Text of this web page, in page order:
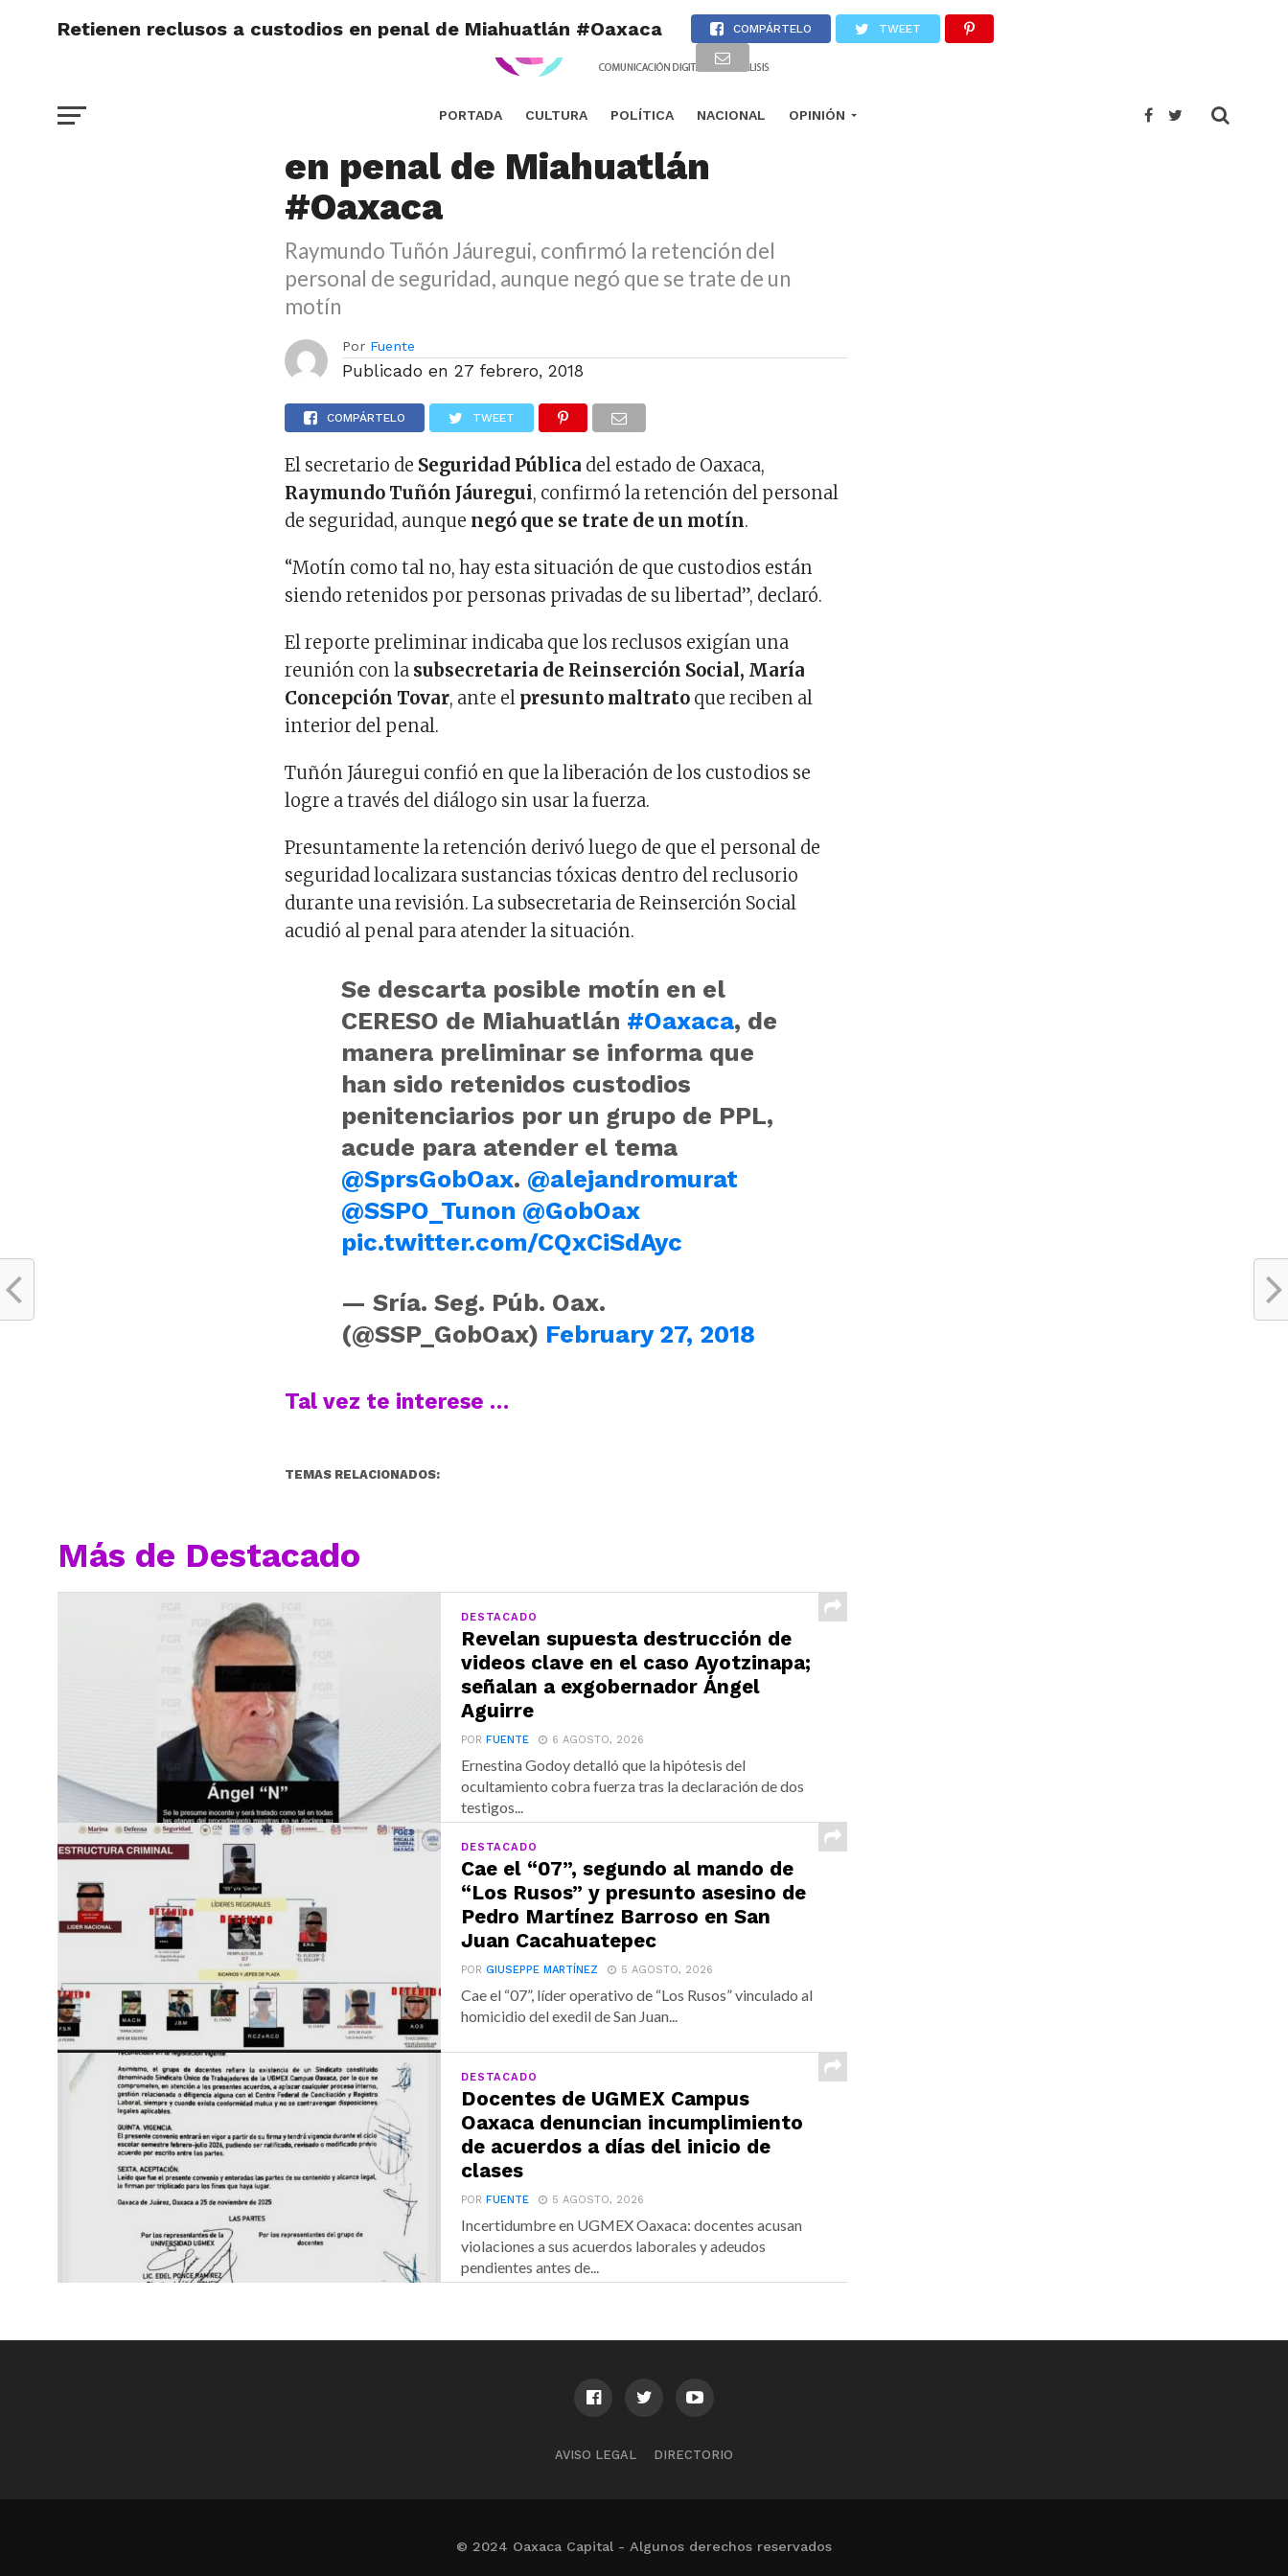
PORTADA CULTURA POLÍTICA NACIONAL OPINIÓN
Retienen reclusos a custodios en penal de Miahuatlán #Oaxaca COMPÁRTELO TWEET
Retienen reclusos a custodios
en penal de Miahuatlán
#Oaxaca
Raymundo Tuñón Jáuregui, confirmó la retención del
personal de seguridad, aunque negó que se trate de un
motín
Por Fuente
Publicado en 27 febrero, 2018
COMPÁRTELO TWEET
El secretario de Seguridad Pública del estado de Oaxaca,
Raymundo Tuñón Jáuregui, confirmó la retención del personal
de seguridad, aunque negó que se trate de un motín.
“Motín como tal no, hay esta situación de que custodios están
siendo retenidos por personas privadas de su libertad”, declaró.
El reporte preliminar indicaba que los reclusos exigían una
reunión con la subsecretaria de Reinserción Social, María
Concepción Tovar, ante el presunto maltrato que reciben al
interior del penal.
Tuñón Jáuregui confió en que la liberación de los custodios se
logre a través del diálogo sin usar la fuerza.
Presuntamente la retención derivó luego de que el personal de
seguridad localizara sustancias tóxicas dentro del reclusorio
durante una revisión. La subsecretaria de Reinserción Social
acudió al penal para atender la situación.
Se descarta posible motín en el
CERESO de Miahuatlán #Oaxaca, de
manera preliminar se informa que
han sido retenidos custodios
penitenciarios por un grupo de PPL,
acude para atender el tema
@SprsGobOax. @alejandromurat
@SSPO_Tunon @GobOax
pic.twitter.com/CQxCiSdAyc
— Sría. Seg. Púb. Oax.
(@SSP_GobOax) February 27, 2018
Tal vez te interese …
TEMAS RELACIONADOS:
Más de Destacado
DESTACADO
Revelan supuesta destrucción de
videos clave en el caso Ayotzinapa;
señalan a exgobernador Ángel
Aguirre
PORFUENTE 6 AGOSTO, 2026
Ernestina Godoy detalló que la hipótesis del
ocultamiento cobra fuerza tras la declaración de dos
testigos...
DESTACADO
Cae el “07”, segundo al mando de
“Los Rusos” y presunto asesino de
Pedro Martínez Barroso en San
Juan Cacahuatepec
PORGIUSEPPE MARTÍNEZ 5 AGOSTO, 2026
Cae el “07”, líder operativo de “Los Rusos” vinculado al
homicidio del exedil de San Juan...
DESTACADO
Docentes de UGMEX Campus
Oaxaca denuncian incumplimiento
de acuerdos a días del inicio de
clases
PORFUENTE 5 AGOSTO, 2026
Incertidumbre en UGMEX Oaxaca: docentes acusan
violaciones a sus acuerdos laborales y adeudos
pendientes antes de...
AVISO LEGAL DIRECTORIO
© 2024 Oaxaca Capital - Algunos derechos reservados